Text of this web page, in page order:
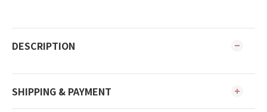
DESCRIPTION
SHIPPING & PAYMENT